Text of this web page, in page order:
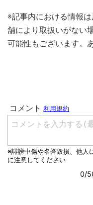
※記事内における情報
舗により取扱いがない
可能性もございます。